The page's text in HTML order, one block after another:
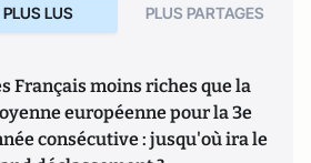
PLUS LUS PLUS PARTAGES
Français moins riches que la
européenne pour la 3e
consécutive : jusqu'où ira le